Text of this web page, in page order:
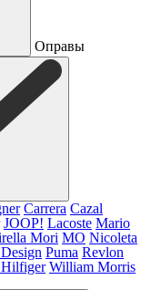
Оправы
Carrera Cazal
JOOP! Lacoste Mario
Mori MO Nicoleta
Puma Revlon
William Morris